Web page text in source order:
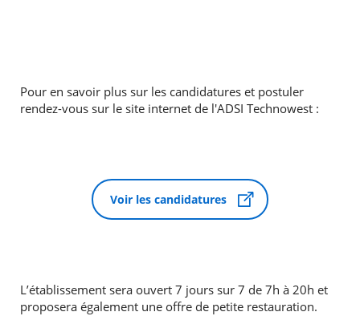
Pour en savoir plus sur les candidatures et postuler
rendez-vous sur le site internet de l'ADSI Technowest :
Voir les candidatures
L’établissement sera ouvert 7 jours sur 7 de 7h à 20h et
proposera également une offre de petite restauration.